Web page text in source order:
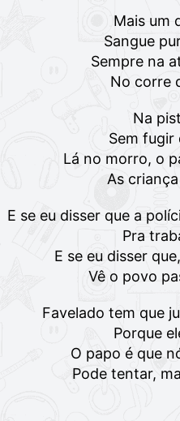
Mais um
Sangue
Sempre na
No corre
Na
Sem fugir
Lá no morro, o
As
E se eu disser que a
Pra
E se eu disser
Vê o povo
Favelado tem que
Porque
O papo é que
Pode tentar,